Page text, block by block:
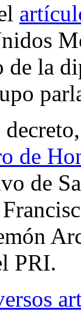
de la
de
de
PRI.